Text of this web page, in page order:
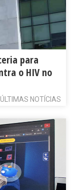
para
o HIV no
ÚLTIMAS NOTÍCIAS